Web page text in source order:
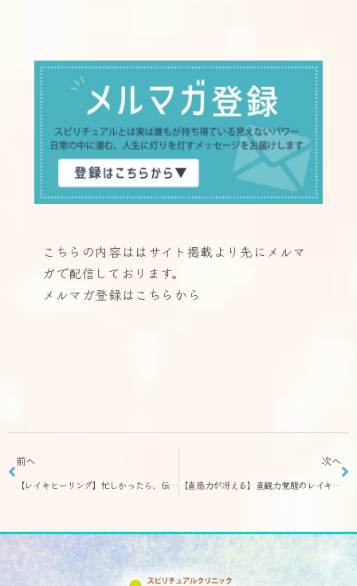
こちらの内容ははサイト掲載より先に メルマ
ガで配信しております。
メルマガ登録はこちらから
前へ
【レイキヒーリング】忙しかったら、伝授が先でOK！「レイキヒーリング」
次へ
【直感力が冴える】直観力覚醒のレイキアチューンメント